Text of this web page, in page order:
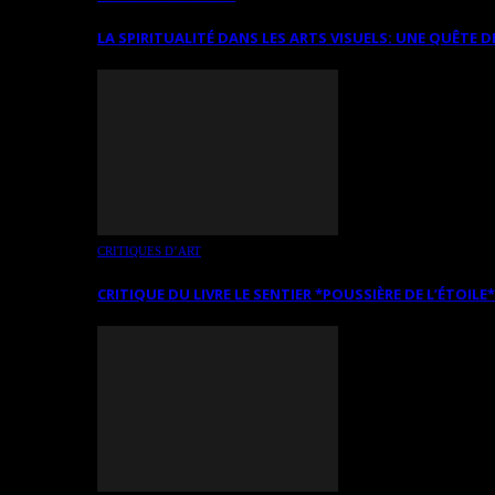
LA SPIRITUALITÉ DANS LES ARTS VISUELS: UNE QUÊTE
CRITIQUES D’ART
CRITIQUE DU LIVRE LE SENTIER *POUSSIÈRE DE L’ÉTOILE*